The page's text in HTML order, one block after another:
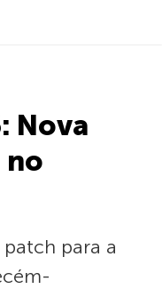
Kaspersky
Nova
no
para a